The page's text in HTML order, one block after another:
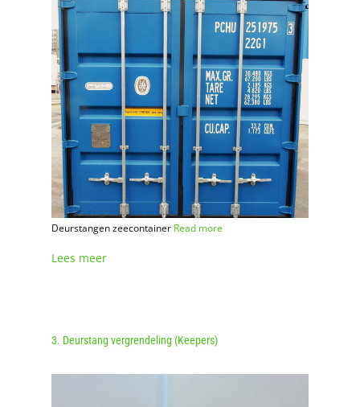
Deurstangen zeecontainer Read more
Lees meer
3. Deurstang vergrendeling (Keepers)